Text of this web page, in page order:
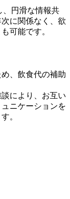
、円滑な情報共
に関係なく、欲
可能です。
、飲食代の補助
により、お互い
ニケーションを
。